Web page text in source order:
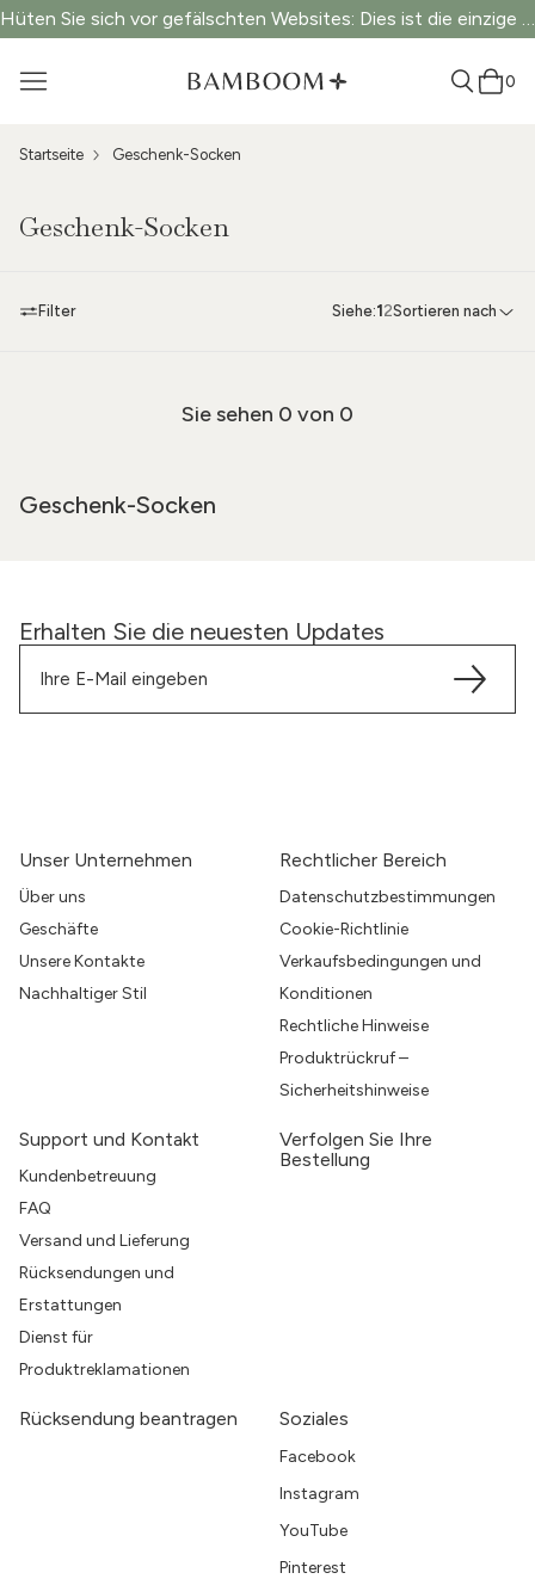
Hüten Sie sich vor gefälschten Websites: Dies ist die einzige offizielle Website.
0
Startseite Geschenk-Socken
Geschenk-Socken
Filter Siehe:1 2Sortieren nach
Sie sehen 0 von 0
Geschenk-Socken
Erhalten Sie die neuesten Updates
Unser Unternehmen
Über uns
Geschäfte
Unsere Kontakte
Nachhaltiger Stil
Rechtlicher Bereich
Datenschutzbestimmungen
Cookie-Richtlinie
Verkaufsbedingungen und
Konditionen
Rechtliche Hinweise
Produktrückruf –
Sicherheitshinweise
Support und Kontakt
Kundenbetreuung
FAQ
Versand und Lieferung
Rücksendungen und
Erstattungen
Dienst für
Produktreklamationen
Verfolgen Sie Ihre
Bestellung
Rücksendung beantragen Soziales
Facebook
Instagram
YouTube
Pinterest